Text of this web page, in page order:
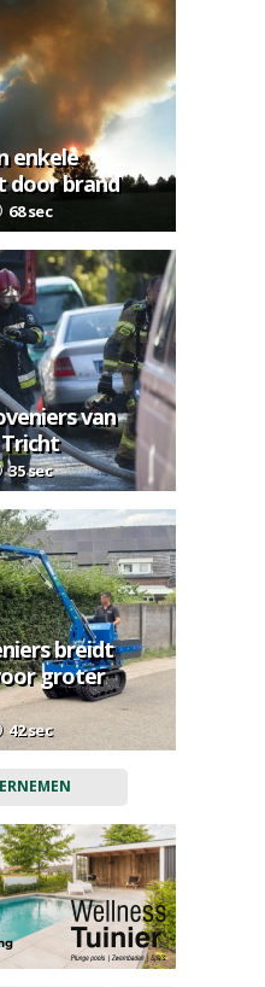
enkele
door brand
68 sec
van
35 sec
breidt
groter
42 sec